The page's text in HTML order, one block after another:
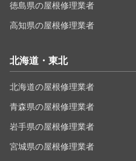
徳島県の屋根修理業者
高知県の屋根修理業者
北海道・東北
北海道の屋根修理業者
青森県の屋根修理業者
岩手県の屋根修理業者
宮城県の屋根修理業者